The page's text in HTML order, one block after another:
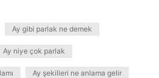
Ay gibi parlak ne demek
Ay niye çok parlak
Ay şekilleri ne anlama gelir